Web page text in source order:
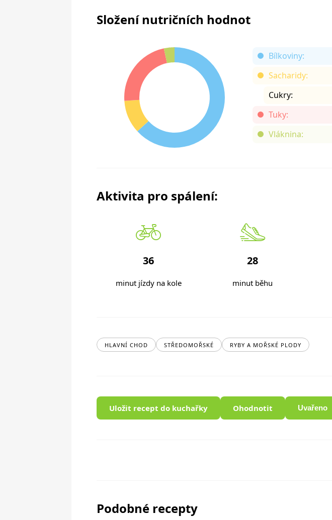
Složení nutričních hodnot
Bílkoviny:
Sacharidy:
Cukry:
Tuky:
Vláknina:
Aktivita pro spálení:
36
minut jízdy na kole
28
minut běhu
HLAVNÍ CHOD STŘEDOMOŘSKÉ RYBY A MOŘSKÉ PLODY
Uložit recept do kuchařky Ohodnotit Uvařeno
Podobné recepty